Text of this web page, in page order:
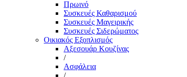
Πρωινό
Συσκευές Καθαρισμού
Συσκευές Μαγειρικής
Συσκευές Σιδερώματος
Οικιακός Εξοπλισμός
Αξεσουάρ Κουζίνας
/
Ασφάλεια
/